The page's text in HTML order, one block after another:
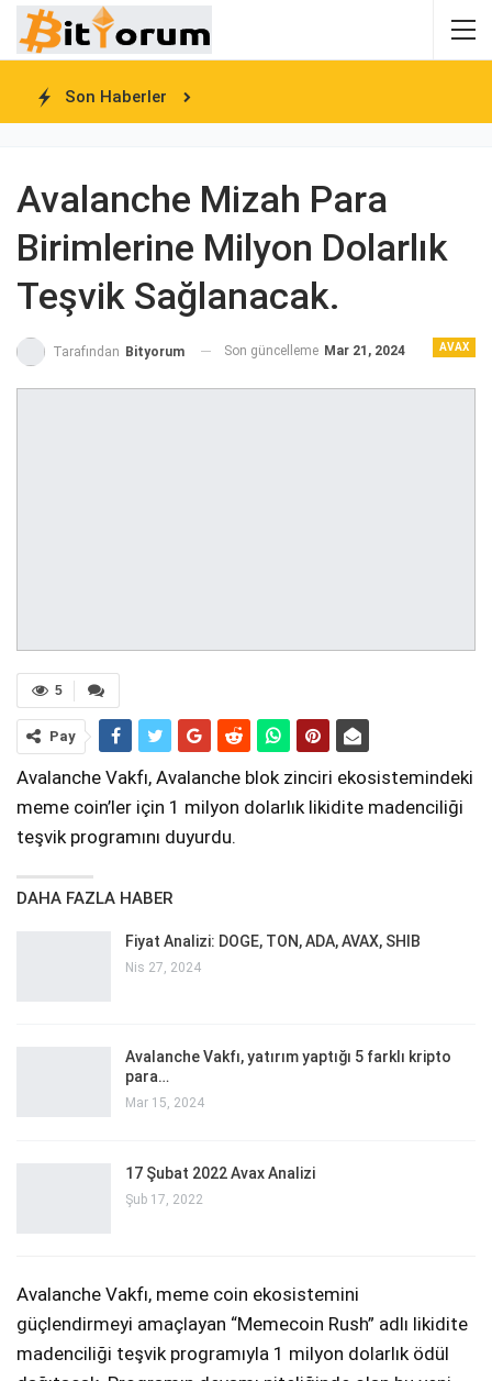
Son Haberler
Avalanche Mizah Para
Birimlerine Milyon Dolarlık
Teşvik Sağlanacak.
AVAX
Tarafından Bityorum Son güncelleme Mar 21, 2024
5
Pay
Avalanche Vakfı, Avalanche blok zinciri ekosistemindeki
meme coin’ler için 1 milyon dolarlık likidite madenciliği
teşvik programını duyurdu.
DAHA FAZLA HABER
Fiyat Analizi: DOGE, TON, ADA, AVAX, SHIB
Nis 27, 2024
Avalanche Vakfı, yatırım yaptığı 5 farklı kripto
para…
Mar 15, 2024
17 Şubat 2022 Avax Analizi
Şub 17, 2022
Avalanche Vakfı, meme coin ekosistemini
güçlendirmeyi amaçlayan “Memecoin Rush” adlı likidite
madenciliği teşvik programıyla 1 milyon dolarlık ödül